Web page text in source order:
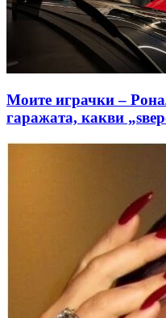
Моите играчки –
гаражата, какви